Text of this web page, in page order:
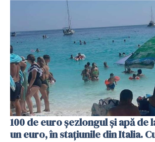
100 de euro șezlongul și apă de
un euro, în stațiunile din Italia.